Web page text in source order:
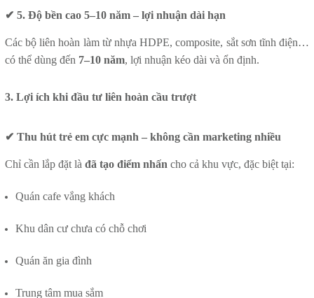
✔ 5. Độ bền cao 5–10 năm – lợi nhuận dài hạn
Các bộ liên hoàn làm từ nhựa HDPE, composite, sắt sơn tĩnh điện…
có thể dùng đến 7–10 năm, lợi nhuận kéo dài và ổn định.
3. Lợi ích khi đầu tư liên hoàn cầu trượt
✔ Thu hút trẻ em cực mạnh – không cần marketing nhiều
Chỉ cần lắp đặt là đã tạo điểm nhấn cho cả khu vực, đặc biệt tại:
Quán cafe vắng khách
Khu dân cư chưa có chỗ chơi
Quán ăn gia đình
Trung tâm mua sắm